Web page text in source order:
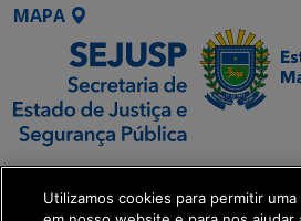
MAPA
SETDIG | Secretaria-
Executiva de
Utilizamos cookies para permitir